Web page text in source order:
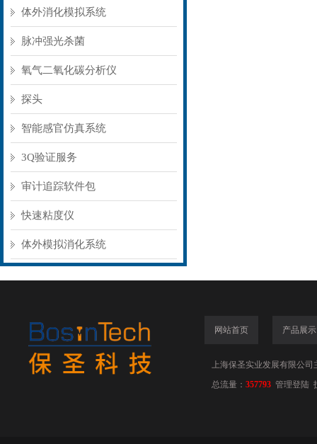
体外消化模拟系统
脉冲强光杀菌
氧气二氧化碳分析仪
探头
智能感官仿真系统
3Q验证服务
审计追踪软件包
快速粘度仪
体外模拟消化系统
网站首页 产品展示
上海保圣实业发展有限公司
总流量： 357793 管理登陆